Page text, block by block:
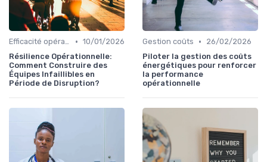
Efficacité opérationnelle • 10/01/2026
Résilience Opérationnelle:
Comment Construire des
Équipes Infaillibles en
Période de Disruption?
Gestion coûts •
26/02/2026
Piloter la gestion des coûts
énergétiques pour renforcer
la performance
opérationnelle